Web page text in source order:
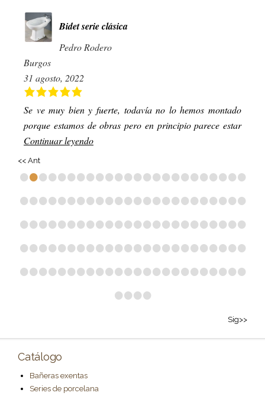
Bidet serie clásica
Pedro Rodero
Burgos
31 agosto, 2022
Se ve muy bien y fuerte, todavía no lo hemos montado
porque estamos de obras pero en principio parece estar
Continuar leyendo
<< Ant
••••••••••••••••••••••••
••••••••••••••••••••••••
••••••••••••••••••••••••
••••••••••••••••••••••••
••••••••••••••••••••••••
••••
Sig>>
Catálogo
Bañeras exentas
Series de porcelana